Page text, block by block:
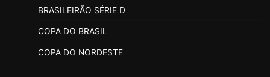
BRASILEIRÃO SÉRIE D
COPA DO BRASIL
COPA DO NORDESTE